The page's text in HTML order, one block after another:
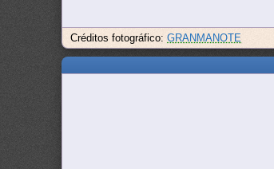
Créditos fotográfico:GRANMANOTE